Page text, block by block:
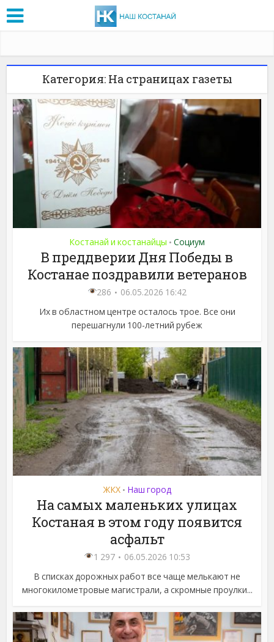
Категория: На страницах газеты
Костанай и костанайцы • Социум
В преддверии Дня Победы в
Костанае поздравили ветеранов
286
06.05.2026 16:42
Их в областном центре осталось трое. Все они
перешагнули 100-летний рубеж
ЖКХ • Наш город
На самых маленьких улицах
Костаная в этом году появится
асфальт
1 297
06.05.2026 10:53
В списках дорожных работ все чаще мелькают не
многокилометровые магистрали, а скромные проулки...